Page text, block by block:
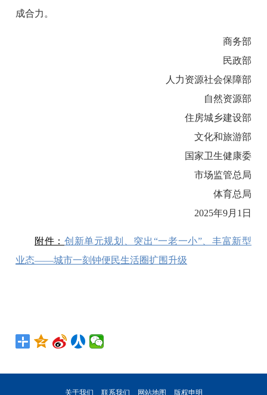
成合力。
商务部
民政部
人力资源社会保障部
自然资源部
住房城乡建设部
文化和旅游部
国家卫生健康委
市场监管总局
体育总局
2025年9月1日
附件： 创新单元规划、突出“一老一小”、丰富新型
业态——城市一刻钟便民生活圈扩围升级
关于我们 联系我们 网站地图 版权申明